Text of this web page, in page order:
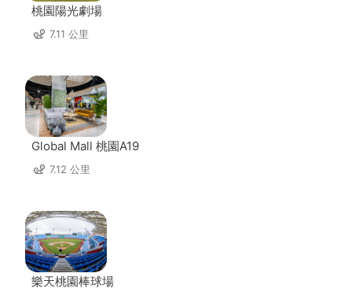
桃園陽光劇場
7.11 公里
Global Mall 桃園A19
7.12 公里
樂天桃園棒球場